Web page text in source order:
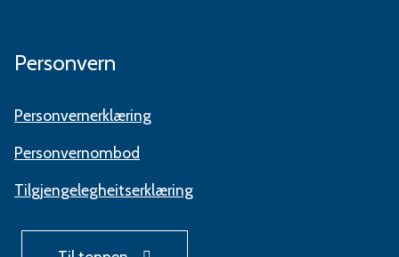
Personvern
Personvernerklæring
Personvernombod
Tilgjengelegheitserklæring